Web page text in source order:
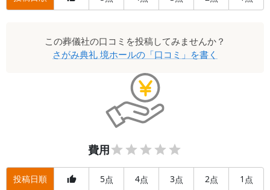
この葬儀社の口コミを投稿してみませんか？
さがみ典礼 境ホールの「口コミ」を書く
費用
投稿日順 5点 4点 3点 2点 1 点